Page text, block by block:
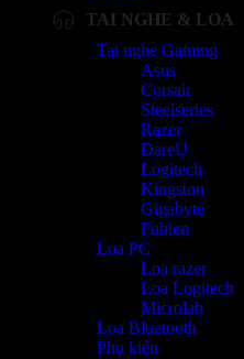
TAI NGHE & LOA
Tai nghe Gaming
Asus
Corsair
Steelseries
Razer
DareU
Logitech
Kingston
Gigabyte
Fuhlen
Loa PC
Loa razer
Loa Logitech
Microlab
Loa Bluetooth
Phụ kiện